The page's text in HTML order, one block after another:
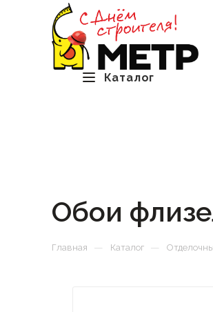
Каталог
Обои
Главная — Каталог —